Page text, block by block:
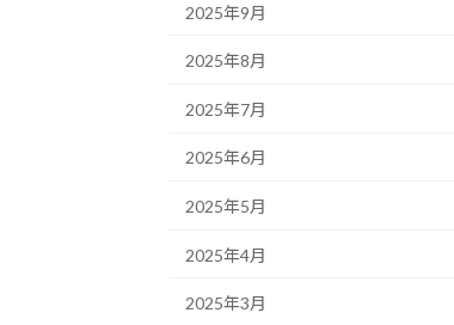
2025年9月
2025年8月
2025年7月
2025年6月
2025年5月
2025年4月
2025年3月